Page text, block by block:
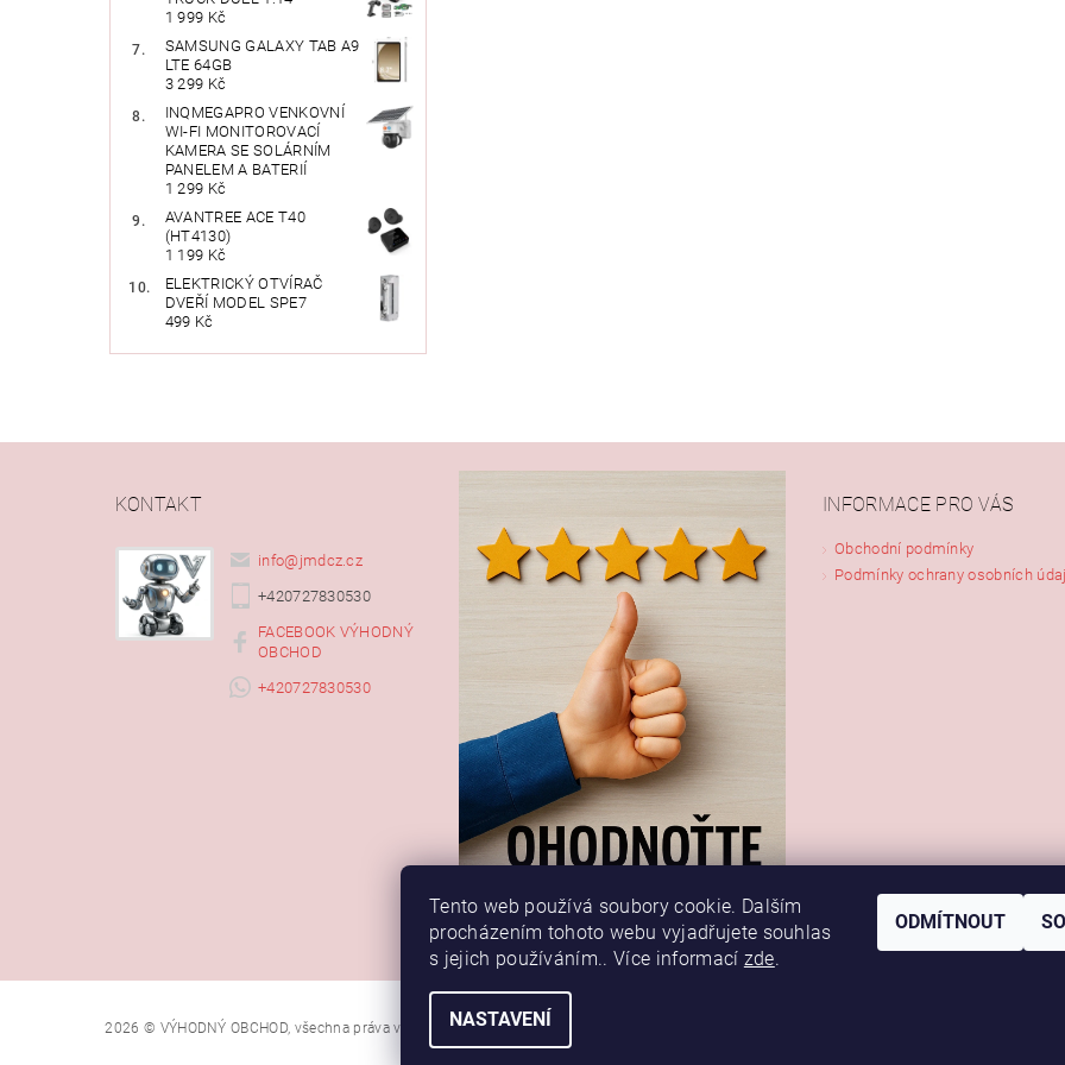
1 999 Kč
SAMSUNG GALAXY TAB A9
LTE 64GB
3 299 Kč
INQMEGAPRO VENKOVNÍ
WI-FI MONITOROVACÍ
KAMERA SE SOLÁRNÍM
PANELEM A BATERIÍ
1 299 Kč
AVANTREE ACE T40
(HT4130)
1 199 Kč
ELEKTRICKÝ OTVÍRAČ
DVEŘÍ MODEL SPE7
499 Kč
KONTAKT
info@ jmdcz.cz
+420727830530
FACEBOOK VÝHODNÝ
OBCHOD
+420727830530
INFORMACE PRO VÁS
Obchodní podmínky
Podmínky ochrany osobních
2026 © VÝHODNÝ OBCHOD, všechna práva vyhrazena
Tento web používá soubory cookie. Dalším
procházením tohoto webu vyjadřujete souhlas
s jejich používáním.. Více informací zde.
NASTAVENÍ
ODMÍTNOUT